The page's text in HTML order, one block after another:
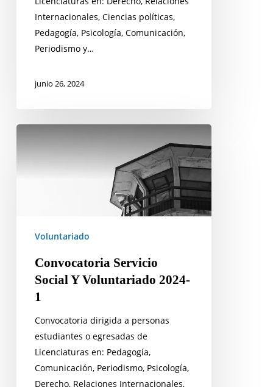
Internacionales, Ciencias políticas,
Pedagogía, Psicología, Comunicación,
Periodismo y…
junio 26, 2024
Voluntariado
Convocatoria Servicio
Social Y Voluntariado 2024-
1
Convocatoria dirigida a personas
estudiantes o egresadas de
Licenciaturas en: Pedagogía,
Comunicación, Periodismo, Psicología,
Derecho, Relaciones Internacionales,